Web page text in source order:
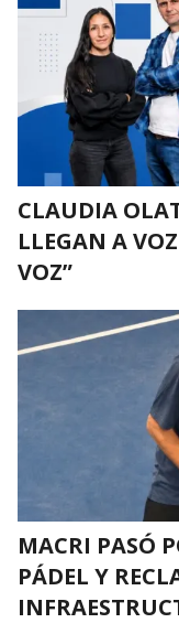
CLAUDIA
LLEGAN A
VOZ”
MACRI PASÓ
PÁDEL Y